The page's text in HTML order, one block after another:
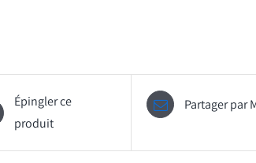
Épingler ce
produit
Partager par